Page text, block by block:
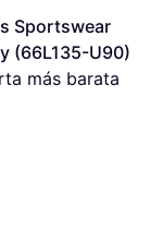
Sportswear
(66L135-U90)
más barata